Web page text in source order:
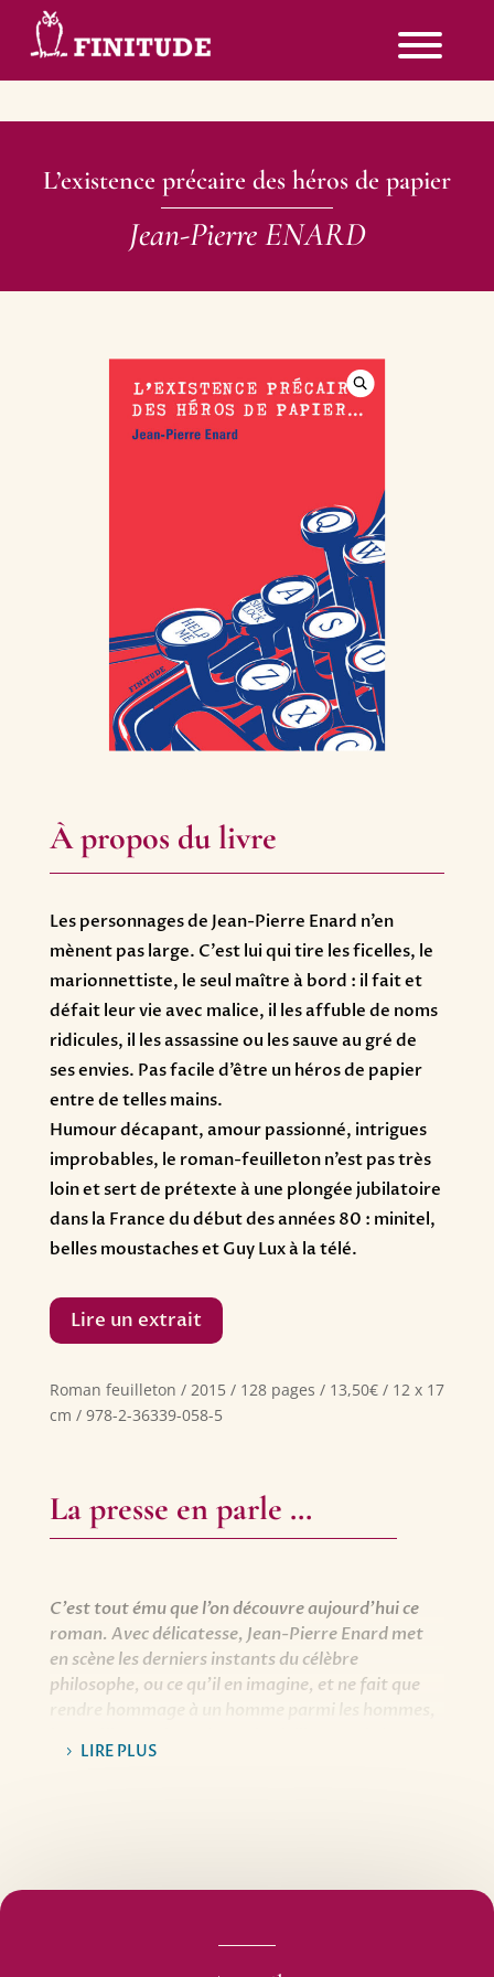
L’existence précaire des héros de papier
Jean-Pierre ENARD
À propos du livre
Les personnages de Jean-Pierre Enard n’en
mènent pas large. C’est lui qui tire les ficelles, le
marionnettiste, le seul maître à bord : il fait et
défait leur vie avec malice, il les affuble de noms
ridicules, il les assassine ou les sauve au gré de
ses envies. Pas facile d’être un héros de papier
entre de telles mains.
Humour décapant, amour passionné, intrigues
improbables, le roman-feuilleton n’est pas très
loin et sert de prétexte à une plongée jubilatoire
dans la France du début des années 80 : minitel,
belles moustaches et Guy Lux à la télé.
Lire un extrait
Roman feuilleton / 2015 / 128 pages / 13,50€ / 12 x 17
cm / 978-2-36339-058-5
La presse en parle …
C’est tout ému que l’on découvre aujourd’hui ce
roman. Avec délicatesse, Jean-Pierre Enard met
en scène les derniers instants du célèbre
philosophe, ou ce qu’il en imagine, et ne fait que
devant la mort.
Martine Laval, Télérama.
LIRE PLUS